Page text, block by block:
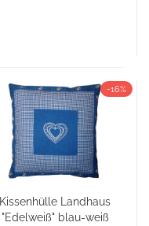
-16%
Kissenhülle Landhaus
"Edelweiß" blau-weiß